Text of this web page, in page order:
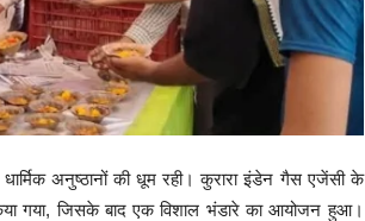
अनुष्ठानों की धूम रही। कुरारा इंडेन गैस एजेंसी के
गया, जिसके बाद एक विशाल भंडारे का आयोजन हुआ।